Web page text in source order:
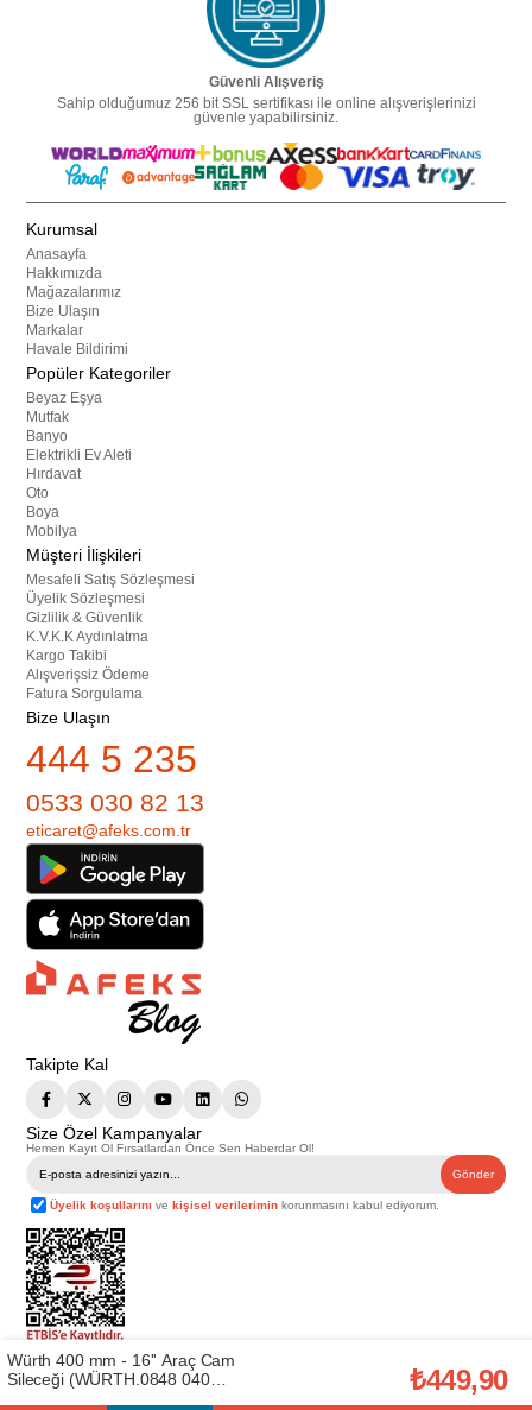
Güvenli Alışveriş
Sahip olduğumuz 256 bit SSL sertifikası ile online alışverişlerinizi
güvenle yapabilirsiniz.
Kurumsal
Anasayfa
Hakkımızda
Mağazalarımız
Bize Ulaşın
Markalar
Havale Bildirimi
Popüler Kategoriler
Beyaz Eşya
Mutfak
Banyo
Elektrikli Ev Aleti
Hırdavat
Oto
Boya
Mobilya
Müşteri İlişkileri
Mesafeli Satış Sözleşmesi
Üyelik Sözleşmesi
Gizlilik & Güvenlik
K.V.K.K Aydınlatma
Kargo Takibi
Alışverişsiz Ödeme
Fatura Sorgulama
Bize Ulaşın
444 5 235
0533 030 82 13
eticaret@afeks.com.tr
Takipte Kal
Size Özel Kampanyalar
Hemen Kayıt Ol Fırsatlardan Önce Sen Haberdar Ol!
Gönder
Üyelik koşullarını vekişisel verilerimin korunmasını kabul ediyorum.
Telif Hakkı © 2026Afeks Yapı Market
. Tüm hakları saklıdır.
Bu web sitesindeki tüm ürünler ticari amaçlıdır. Web sitemizde yer alan
görsel ve yazılı içerikler firmamıza ait olup, firmamızın yazılı izni alınmadan
Würth 400 mm - 16'' Araç Cam
Sileceği (WÜRTH.0848 040
₺449,90